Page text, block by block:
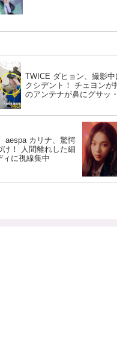
TWICE ダヒョン、撮影
クシデント！ チェヨンが
のアンテナが鼻にグサッ
aespa カリナ、驚愕
！ 人間離れした細
ィに視線集中